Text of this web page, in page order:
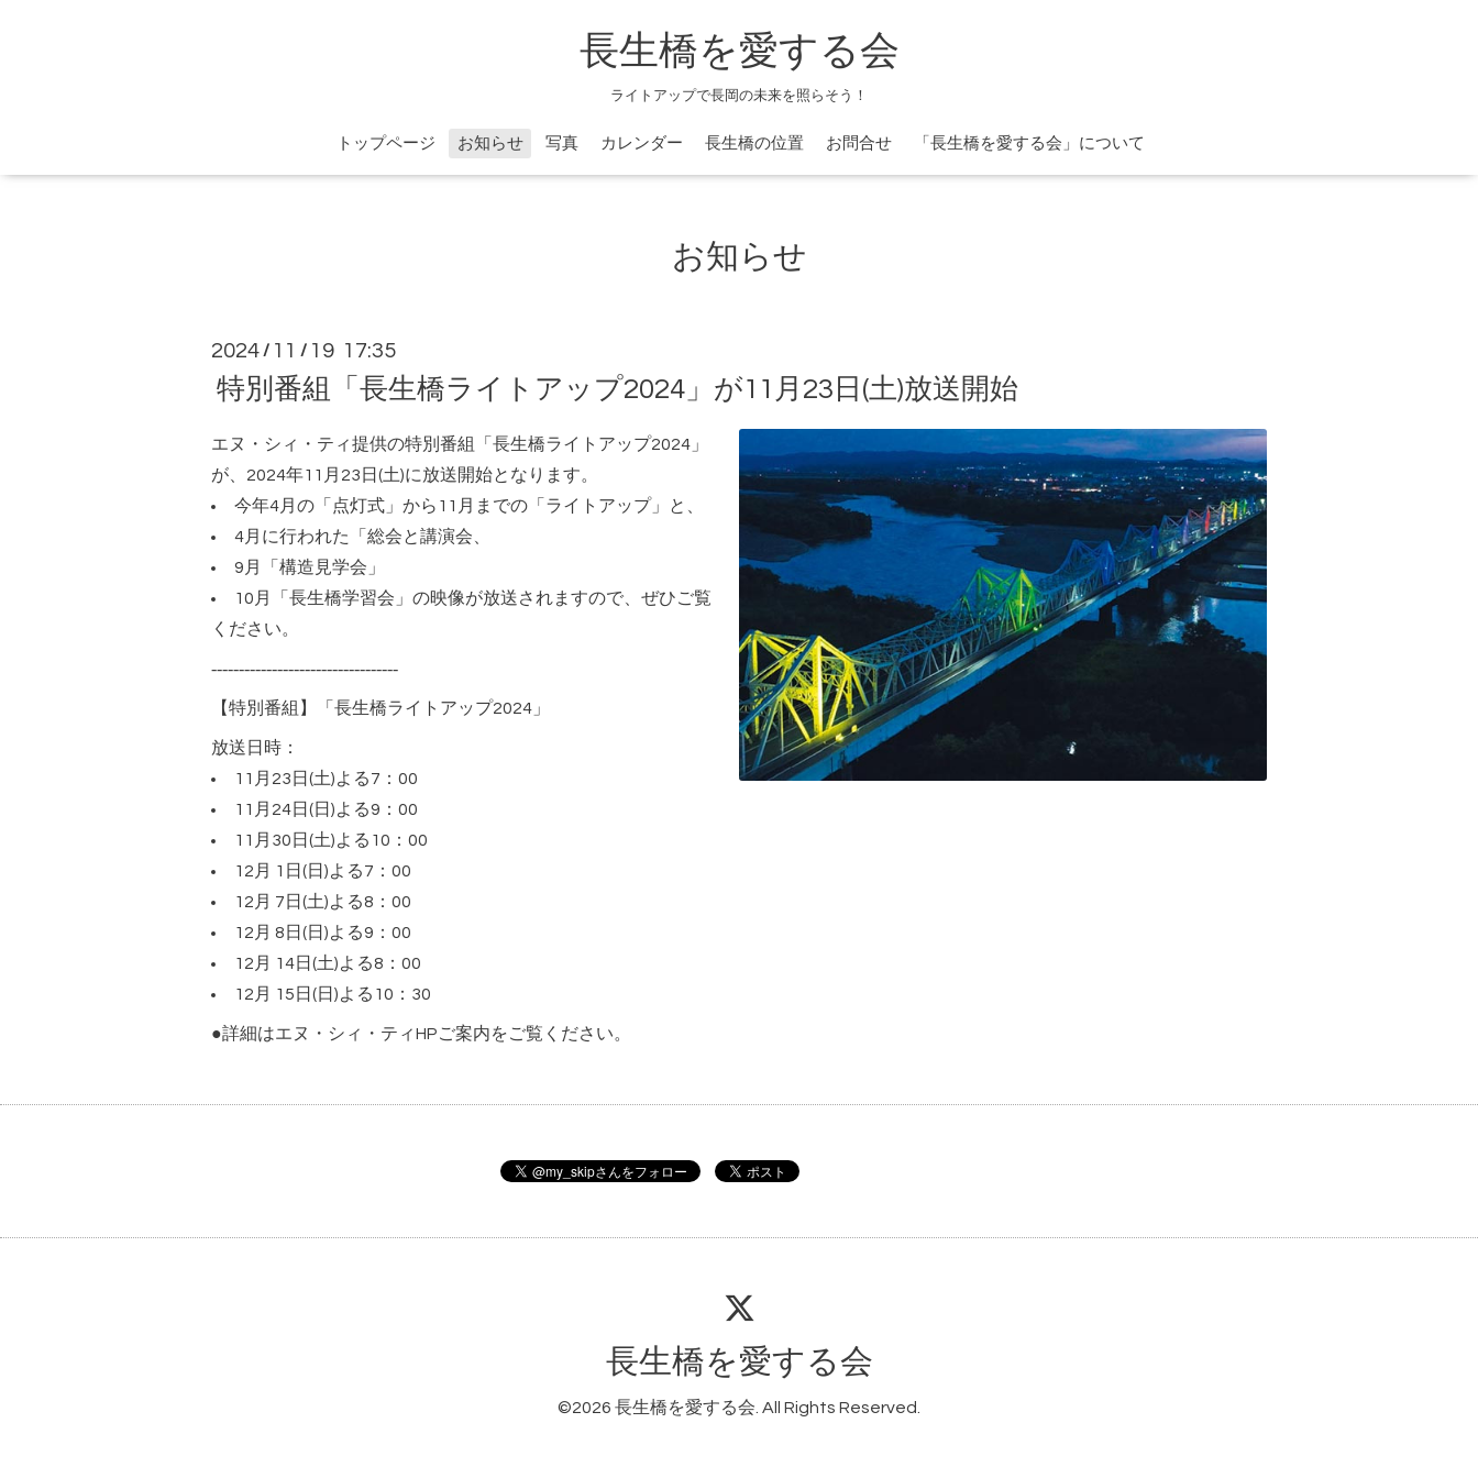
長生橋を愛する会
ライトアップで長岡の未来を照らそう！
トップページ お知らせ 写真 カレンダー 長生橋の位置 お問合せ 「長生橋を愛する会」について
お知らせ
2024 / 11 / 19 17:35
特別番組「長生橋ライトアップ2024」が11月23日(土)放送開始
エヌ・シィ・ティ提供の特別番組「長生橋ライトアップ2024 」
が、2024年11 月 23 日 (土)に放送開始となります。
今年4月の「点灯式」から 11 月までの「ライトアップ」と、
4月に行われた「総会と講演会、
9月「構造見学会」
10月「長生橋学習会」の映像が放送されますので、ぜひご覧
ください。
----------------------------------
【特別番組】「長生橋ライトアップ2024 」
放送日時：
11 月 23 日 (土)よる7 ： 00
11 月24日 (日 )よる9 ： 00
11 月30 日 (土)よる 10 ： 00
12 月 1 日 (日 )よる7 ： 00
12 月 7 日 (土)よる8 ： 00
12 月 8 日 (日 )よる9 ： 00
12 月 14日 (土)よる8 ： 00
12 月 15 日 (日 )よる 10 ： 30
●詳細はエヌ・シィ・ティHPご案内をご覧ください。
長生橋を愛する会
©2026 長生橋を愛する会. All Rights Reserved.